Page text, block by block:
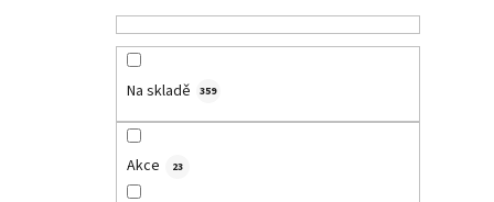
Na skladě 359
Akce 23